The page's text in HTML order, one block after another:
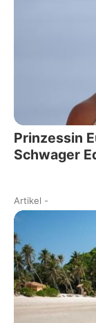
Prinzessin
Schwager
Artikel -